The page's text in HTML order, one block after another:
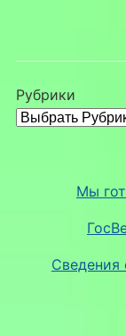
Рубрики
Мы
Сведения